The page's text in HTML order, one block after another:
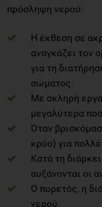
πρόσληψη νερού:
Η έκθεση σε
αναγκάζει τον
για τη
σώματος.
Με σκληρή
μεγαλύτερα
Όταν
κρύο) για
Κατά τη
αυξάνονται οι
Ο πυρετός, η
νερού.